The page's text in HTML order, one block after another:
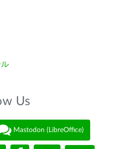
Us
Mastodon (LibreOffice)